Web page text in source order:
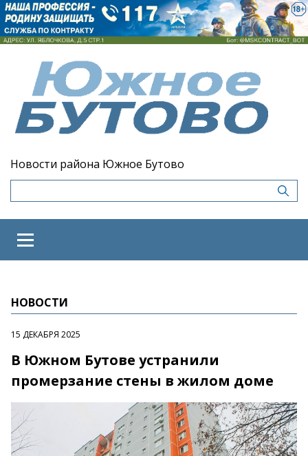
Новости района Южное Бутово
НОВОСТИ
15 ДЕКАБРЯ 2025
В Южном Бутове устранили
промерзание стены в жилом доме